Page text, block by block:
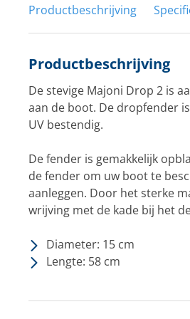
Productbeschrijving
Productbeschrijving
De stevige Majoni Drop 2 is
aan de boot. De dropfender
UV bestendig.
De fender is gemakkelijk
de fender om uw boot te
aanleggen. Door het sterke
wrijving met de kade bij het
Diameter: 15 cm
Lengte: 58 cm